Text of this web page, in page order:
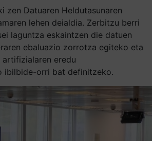
zen Datuaren Heldutasunaren
lehen deialdia. Zerbitzu berri
laguntza eskaintzen die datuen
ebaluazio zorrotza egiteko eta
eredu
ibilbide-orri bat definitzeko.